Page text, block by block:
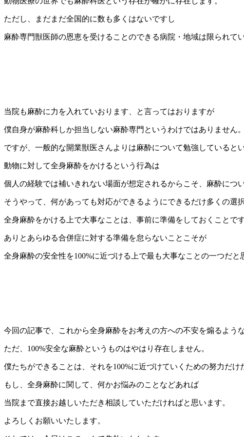
ただし、まだまだ全国的に数も多くはないですし
麻酔専門獣医師の恩恵を受けることのできる病院・地域は限られて
当院も麻酔に力を入れていおります、と言ってはおりますが
僕自身が麻酔科しか担当しない麻酔専門というわけではありません。
ですが、一般的な開業獣医さんよりは麻酔について勉強していると
動物に対して全身麻酔をかけるという行為は
個人の経験では補いきれない場面が想定されるからこそ、麻酔につ
そうやって、何があっても対応ができるようにできるだけ多くの
全身麻酔をかける上で大事なことは、事前に準備をしておくことです
ありとあらゆる合併症に対する準備を怠らないことこそが
全身麻酔の安全性を100%に近づける上で最も大事なことの一つだと
今回の記事で、これから全身麻酔をお考えの方への不安を煽るよう
ただ、100%安全な麻酔というものはやはり存在しません。
僕たちができることは、それを100%に近づけていくための努力だけ
もし、全身麻酔に関して、何かお悩みのことなどあれば
当院まで直接お越しいただき相談していただければと思います。
よろしくお願いいたします。